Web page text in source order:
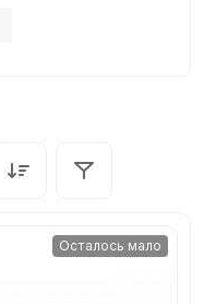
Осталось мало